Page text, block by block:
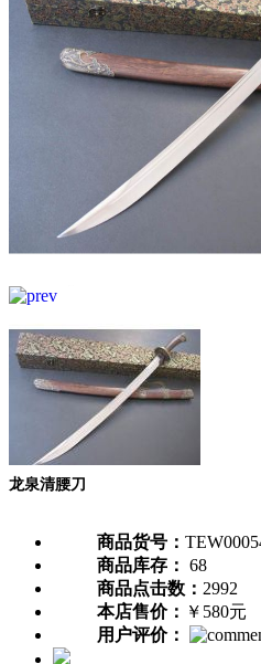
龙泉清腰刀
商品货号：
商品库存： 68
商品点击数： 2992
本店售价： ￥580元
用户评价：